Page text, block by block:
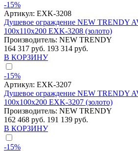
-15%
Артикул: EXK-3208
Душевое ограждение NEW TRENDY
100x110x200 EXK-3208 (золото)
Производитель: NEW TRENDY
164 317 руб. 193 314 руб.
В КОРЗИНУ
-15%
Артикул: EXK-3207
Душевое ограждение NEW TRENDY
100x100x200 EXK-3207 (золото)
Производитель: NEW TRENDY
162 468 руб. 191 139 руб.
В КОРЗИНУ
-15%